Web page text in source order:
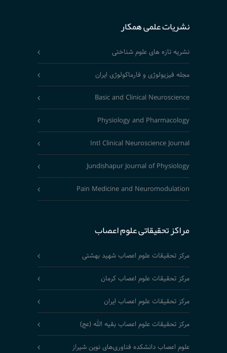
نشریات علمی همکار
نشریه تازه های علوم شناختی
مجله فیزیولوژی و فارماکولوژی ایران
Basic and Clinical Neuroscience
Physiology and Pharmacology
Intl Clinical Neuroscience Journal
Jundishapur Journal of Physiology
Pain Medicine and Neuromodulation
مراکز تحقیقاتی علوم اعصاب
مرکز تحقیقات علوم اعصاب شهید بهشتی
مرکز تحقیقات علوم اعصاب کرمان
مرکز تحقیقات علوم اعصاب ایران
مرکز تحقیقات علوم اعصاب بقیه الله (عج)
علوم اعصاب دانشکده فناوری‌های نوین شیراز